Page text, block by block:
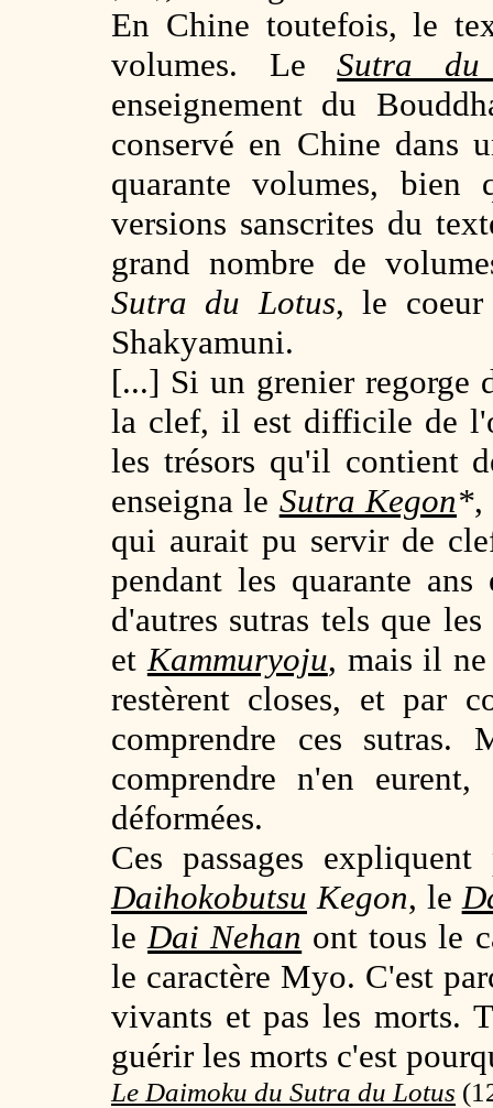
En Chine toutefois, le
volumes. LeSutra du
enseignement du
conservé en Chine dans
quarante volumes, bien
versions sanscrites du
grand nombre de
Sutra du Lotus, le coeur
Shakyamuni.
[...] Si un grenier regorge
la clef, il est difficile de
les trésors qu'il contient
enseigna le Sutra Kegon*,
qui aurait pu servir de
pendant les quarante
d'autres sutras tels que les
etKammuryoju, mais il ne
restèrent closes, et par
comprendre ces sutras.
comprendre n'en
déformées.
Ces passages
Daihokobutsu Kegon, le
leDai Nehan ont tous le
le caractère Myo. C'est
vivants et pas les morts.
guérir les morts c'est
Le Daimoku du Sutra du Lotus (